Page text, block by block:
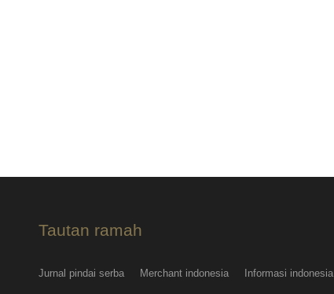
Tautan ramah
Jurnal pindai serba Merchant indonesia Informasi indonesia